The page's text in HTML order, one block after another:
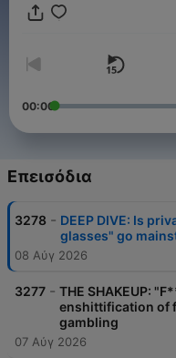
00:00
Επεισόδια
3278 - DEEP DIVE: Is
glasses" go
08 Αύγ 2026
3277 - THE SHAKEUP:
enshittification of
gambling
07 Αύγ 2026